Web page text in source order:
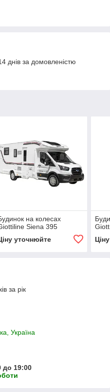
днів за домовленістю
на колесах
Siena 395
уточнюйте
за рік
Україна
до 19:00